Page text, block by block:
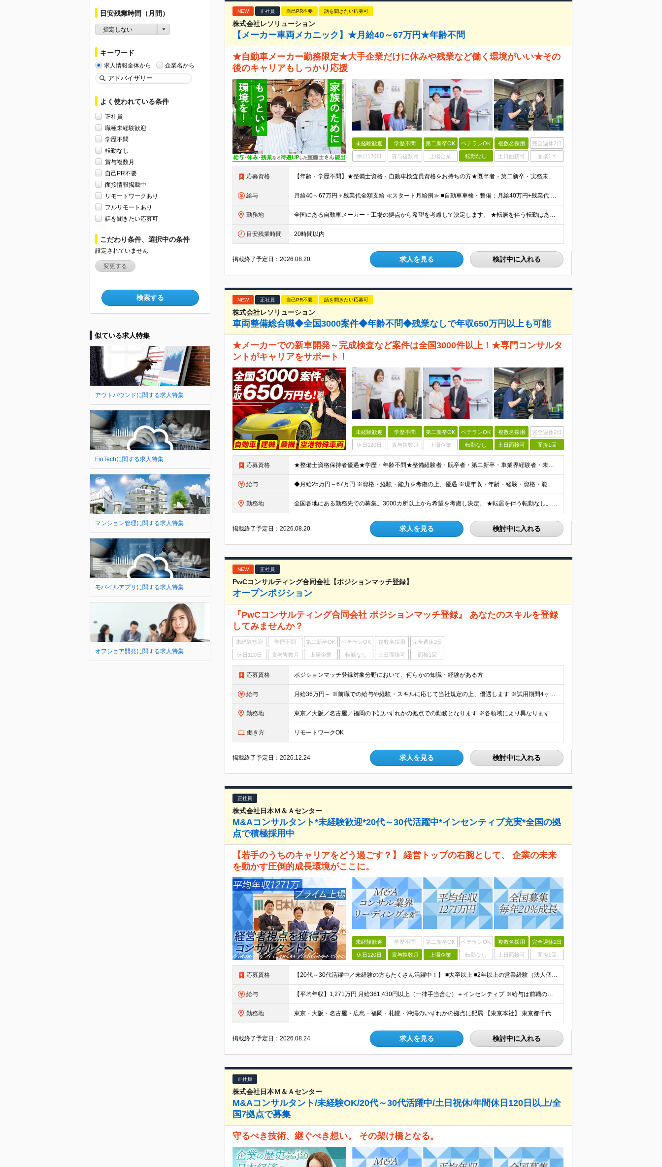
目安残業時間（月間）
指定しない
キーワード
求人情報全体から 企業名から
よく使われている条件
正社員
職種未経験歓迎
学歴不問
転勤なし
賞与複数月
自己PR不要
面接情報掲載中
リモートワークあり
フルリモートあり
話を聞きたい応募可
こだわり条件、選択中の条件
設定されていません
変更する
検索する
似ている求人特集
アウトバウンドに関する求人特集
FinTechに関する求人特集
マンション管理に関する求人特集
モバイルアプリに関する求人特集
オフショア開発に関する求人特集
NEW 正社員 自己PR不要 話を聞きたい応募可
株式会社レソリューション
【メーカー車両メカニック】★月給40～67万円★年齢不問
★自動車メーカー勤務限定★大手企業だけに休みや残業など働く環境がいい★その
後のキャリアもしっかり応援
未経験歓迎 学歴不問 第二新卒OK ベテランOK 複数名採用 完全週休2日
休日120日 賞与複数月 上場企業 転勤なし 土日面接可 面接1回
応募資格 【年齢・学歴不問】★整備士資格・自動車検査員資格をお持ちの方★既卒者・第二新卒・実務未経験者も歓迎！ ■自動車整備士資格または自動車検査員資格の保有者。 ※実務経験不問 ◎経験や資格を活かしてキャリ
給与 月給40～67万円＋残業代全額支給 ≪スタート月給例≫ ■自動車車検・整備：月給40万円+残業代 ※現年収・年齢・経験・資格・能力等、総合的に考慮し、決定します。 ※試用期間有(同待遇/最長6ヵ月
勤務地 全国にある自動車メーカー・工場の拠点から希望を考慮して決定します。 ★転居を伴う転勤はありません。 ★U・Iターン、遠方からのご応募も歓迎！引越など赴任に伴う費用、家賃は全額負担します（会社規定によ
目安残業時間 20時間以内
掲載終了予定日：2026.08.20 求人を見る 検討中に入れる
NEW 正社員 自己PR不要 話を聞きたい応募可
株式会社レソリューション
車両整備総合職◆全国3000案件◆年齢不問◆残業なしで年収650万円以上も可能
★メーカーでの新車開発～完成検査など案件は全国3000件以上！★専門コンサルタ
ントがキャリアをサポート！
未経験歓迎 学歴不問 第二新卒OK ベテランOK 複数名採用 完全週休2日
休日120日 賞与複数月 上場企業 転勤なし 土日面接可 面接1回
応募資格 ★整備士資格保持者優遇★学歴・年齢不問★整備経験者・既卒者・第二新卒・車業界経験者・未経験者歓迎！ ◎経験や資格を活かしてキャリアアップしたい方 ◎ライフスタイルに合った働き方を求めている方 ◎技術
給与 ◆月給25万円～67万円 ※資格・経験・能力を考慮の上、優遇 ※現年収・年齢・経験・資格・能力等、総合的に考慮し、決定します。 ※自動車整備の実務経験がある方はご相談ください！ ※試用期間有(同待遇/
勤務地 全国各地にある勤務先での募集。3000カ所以上から希望を考慮し決定。 ★転居を伴う転勤なし。 ★遠方からのご応募も歓迎！引越など赴任に伴う費用、家賃は全額負担します（会社規定による）。 ★請負先
掲載終了予定日：2026.08.20 求人を見る 検討中に入れる
NEW 正社員
PwCコンサルティング合同会社【ポジションマッチ登録】
オープンポジション
『PwCコンサルティング合同会社 ポジションマッチ登録』 あなたのスキルを登録
してみませんか？
未経験歓迎 学歴不問 第二新卒OK ベテランOK 複数名採用 完全週休2日
休日120日 賞与複数月 上場企業 転勤なし 土日面接可 面接1回
応募資格 ポジションマッチ登録対象分野において、何らかの知識・経験がある方
給与 月給36万円～ ※前職での給与や経験・スキルに応じて当社規定の上、優遇します ※試用期間4ヶ月あり（リフレッシュ休暇のみ、試用期間終了後となります。その他待遇に差異はありません）
勤務地 東京／大阪／名古屋／福岡の下記いずれかの拠点での勤務となります ※各領域により異なります 東京：東京都千代田区大手町1-2-1Otemachi Oneタワー 大阪：大阪府大阪市北区大深町4‐20 グ
働き方 リモートワークOK
掲載終了予定日：2026.12.24 求人を見る 検討中に入れる
正社員
株式会社日本Ｍ＆Ａセンター
M&Aコンサルタント*未経験歓迎*20代～30代活躍中*インセンティブ充実*全国の拠
点で積極採用中
【若手のうちのキャリアをどう過ごす？】 経営トップの右腕として、 企業の未来
を動かす圧倒的成長環境がここに。
未経験歓迎 学歴不問 第二新卒OK ベテランOK 複数名採用 完全週休2日
休日120日 賞与複数月 上場企業 転勤なし 土日面接可 面接1回
応募資格 【20代～30代活躍中／未経験の方もたくさん活躍中！】 ■大卒以上 ■2年以上の営業経験（法人個人不問） 機械商社などの専門商社、メーカー、保険などの金融機関出身者が多数活躍中！
給与 【平均年収】1,271万円 月給361,430円以上（一律手当含む）＋インセンティブ ※給与は前職の給与水準、職務経験等を考慮して決定いたします。 ※上記は固定残業代（月50時間分／116,000円
勤務地 東京・大阪・名古屋・広島・福岡・札幌・沖縄のいずれかの拠点に配属 【東京本社】 東京都千代田区丸の内一丁目8番2号 鉃鋼ビルディング24階 【大阪支社】 大阪府大阪市北区角田町8番1号 梅田阪急ビ
掲載終了予定日：2026.08.24 求人を見る 検討中に入れる
正社員
株式会社日本Ｍ＆Ａセンター
M&Aコンサルタント/未経験OK/20代～30代活躍中/土日祝休/年間休日120日以上/全
国7拠点で募集
守るべき技術、継ぐべき想い。 その架け橋となる。